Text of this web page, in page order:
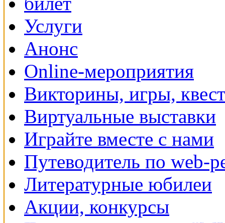
Услуги
Анонс
Online-мероприятия
Викторины, игры,
Виртуальные выставки
Играйте вместе с нами
Путеводитель по web-
Литературные юбилеи
Акции, конкурсы